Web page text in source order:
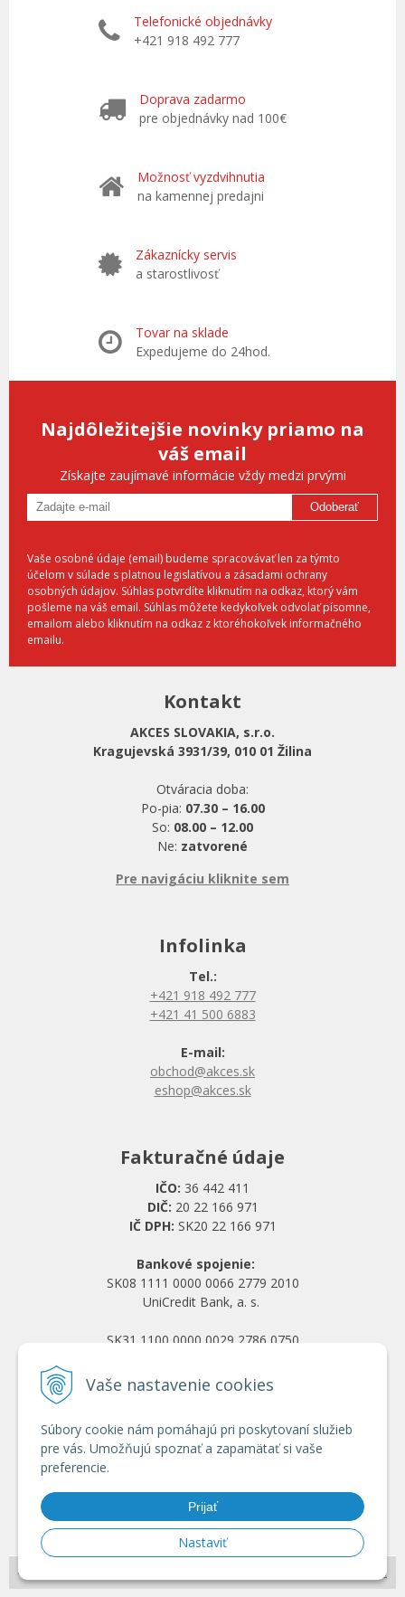
Vaše nastavenie cookies
Súbory cookie nám pomáhajú pri poskytovaní služieb
pre vás. Umožňujú spoznať a zapamätať si vaše
preferencie.
Prijať
Nastaviť
Telefonické objednávky
+421 918 492 777
Doprava zadarmo
pre objednávky nad 100€
Možnosť vyzdvihnutia
na kamennej predajni
Zákaznícky servis
a starostlivosť
Tovar na sklade
Expedujeme do 24hod.
Najdôležitejšie novinky priamo na
váš email
Získajte zaujímavé informácie vždy medzi prvými
Odoberať
Vaše osobné údaje (email) budeme spracovávať len za týmto
účelom v súlade s platnou legislatívou a zásadami ochrany
osobných údajov. Súhlas potvrdíte kliknutím na odkaz, ktorý vám
pošleme na váš email. Súhlas môžete kedykoľvek odvolať písomne,
emailom alebo kliknutím na odkaz z ktoréhokoľvek informačného
emailu.
Kontakt
AKCES SLOVAKIA, s.r.o.
Kragujevská 3931/39, 010 01 Žilina
Otváracia doba:
Po-pia: 07.30 – 16.00
So: 08.00 – 12.00
Ne: zatvorené
Pre navigáciu kliknite sem
Infolinka
Tel.:
+421 918 492 777
+421 41 500 6883
E-mail:
obchod@akces.sk
eshop@akces.sk
Fakturačné údaje
IČO: 36 442 411
DIČ: 20 22 166 971
IČ DPH: SK20 22 166 971
Bankové spojenie:
SK08 1111 0000 0066 2779 2010
UniCredit Bank, a. s.
SK31 1100 0000 0029 2786 0750
Obchodné podmienky
Ochrana osobných údajov
Doprava a platba
Registrácia veľkoobchod
© 2026 HRANY.SK • NextCom s.r.o.